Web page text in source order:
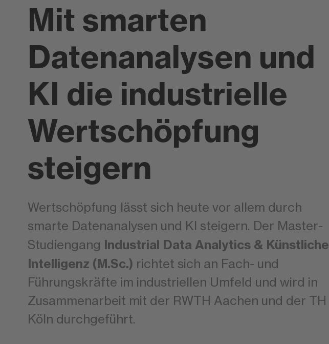
Mit smarten
Datenanalysen und
KI die industrielle
Wertschöpfung
steigern
Wertschöpfung lässt sich heute vor allem durch
smarte Datenanalysen und KI steigern. Der Master-
Studiengang Industrial Data Analytics & Künstliche
Intelligenz (M.Sc.) richtet sich an Fach- und
Führungskräfte im industriellen Umfeld und wird in
Zusammenarbeit mit der RWTH Aachen und der TH
Köln durchgeführt.